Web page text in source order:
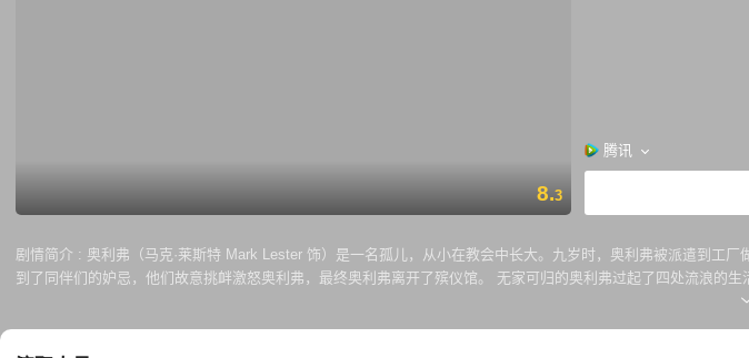
8.3
腾讯
剧情简介 : 奥利弗（马克·莱斯特 Mark Lester 饰）是一名孤儿，从小在教会中长大。九岁时，奥利弗被派遣到工
到了同伴们的妒忌，他们故意挑衅激怒奥利弗，最终奥利弗离开了殡仪馆。 无家可归的奥利弗过起了四处流浪的
（朗·穆迪 Ron Moody 饰）的面前，就这样，奥利弗成为了他们中的一员。一次意外中，奥利弗被警察逮捕了，